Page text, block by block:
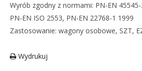
Wyrób zgodny z normami: PN-EN
PN-EN ISO 2553, PN-EN 22768-1 1999
Zastosowanie: wagony osobowe, SZT,
Wydrukuj